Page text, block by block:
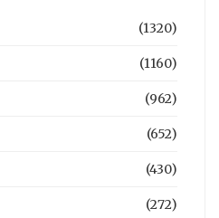
(1320)
(1160)
(962)
(652)
(430)
(272)